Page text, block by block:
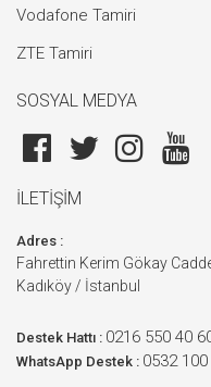
Vodafone Tamiri
ZTE Tamiri
SOSYAL MEDYA
İLETİŞİM
Adres :
Fahrettin Kerim Gökay
Kadıköy / İstanbul
Destek Hattı : 0216 550 40
WhatsApp Destek : 0532